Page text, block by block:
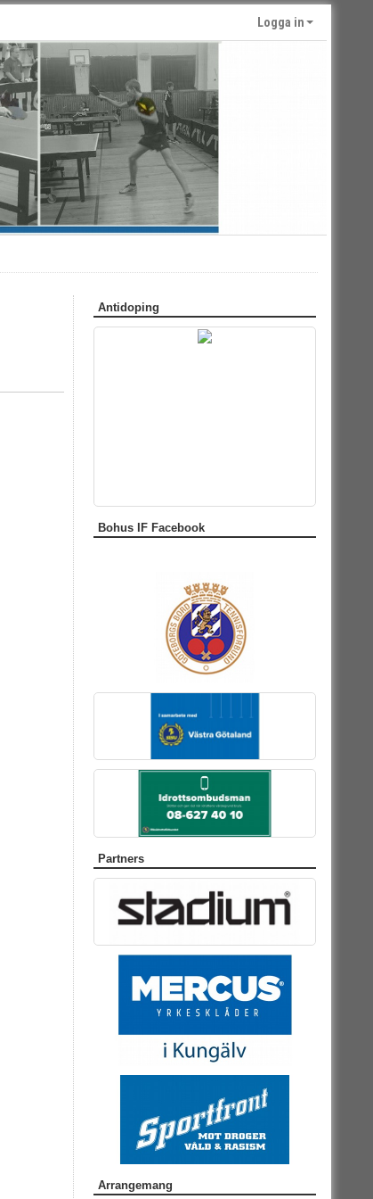
Logga in
Antidoping
Bohus IF Facebook
Partners
Arrangemang